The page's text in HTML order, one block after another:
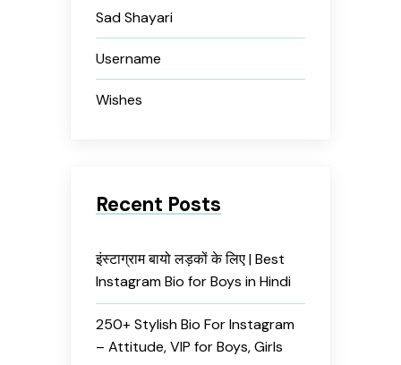
Sad Shayari
Username
Wishes
Recent Posts
इंस्टाग्राम बायो लड़कों के लिए | Best
Instagram Bio for Boys in Hindi
250+ Stylish Bio For Instagram
– Attitude, VIP for Boys, Girls